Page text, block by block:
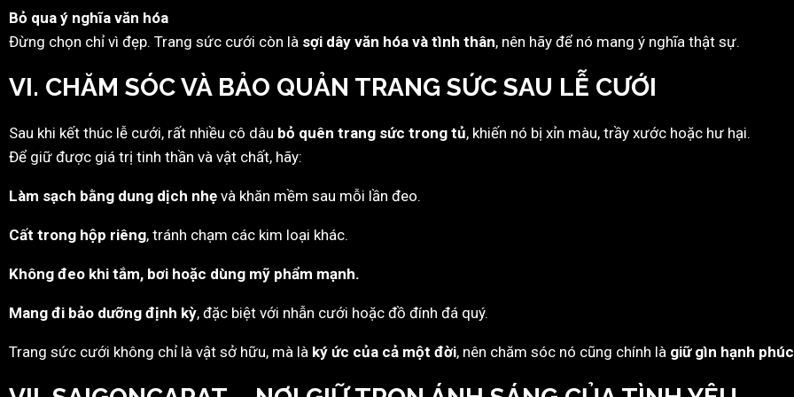
Bỏ qua ý nghĩa văn hóa
Đừng chọn chỉ vì đẹp. Trang sức cưới còn là sợi dây văn hóa và tình thân, nên hãy để nó mang ý nghĩa thật sự.
VI. CHĂM SÓC VÀ BẢO QUẢN TRANG SỨC SAU LỄ CƯỚI
Sau khi kết thúc lễ cưới, rất nhiều cô dâu bỏ quên trang sức trong tủ, khiến nó bị xỉn màu, trầy xước hoặc hư hại.
Để giữ được giá trị tinh thần và vật chất, hãy:
Làm sạch bằng dung dịch nhẹ và khăn mềm sau mỗi lần đeo.
Cất trong hộp riêng, tránh chạm các kim loại khác.
Không đeo khi tắm, bơi hoặc dùng mỹ phẩm mạnh.
Mang đi bảo dưỡng định kỳ, đặc biệt với nhẫn cưới hoặc đồ đính đá quý.
Trang sức cưới không chỉ là vật sở hữu, mà là ký ức của cả một đời, nên chăm sóc nó cũng chính là giữ gìn hạnh phúc